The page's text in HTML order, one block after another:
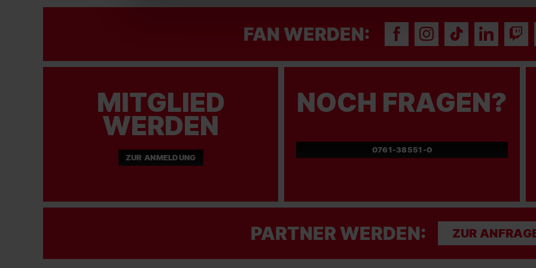
FAN WERDEN:
MITGLIED
WERDEN
ZUR ANMELDUNG
NOCH FRAGEN?
0761-38551-0
PARTNER WERDEN: ZUR